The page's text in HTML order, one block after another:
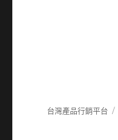
台灣產品行銷平台